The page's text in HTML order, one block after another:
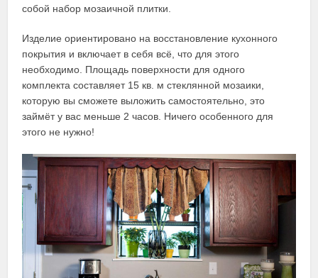
собой набор мозаичной плитки.
Изделие ориентировано на восстановление кухонного
покрытия и включает в себя всё, что для этого
необходимо. Площадь поверхности для одного
комплекта составляет 15 кв. м стеклянной мозаики,
которую вы сможете выложить самостоятельно, это
займёт у вас меньше 2 часов. Ничего особенного для
этого не нужно!